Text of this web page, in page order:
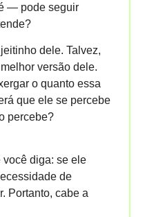
— pode seguir
dele. Talvez,
versão dele.
o quanto essa
que ele se percebe
percebe?
você diga: se ele
de
Portanto, cabe a